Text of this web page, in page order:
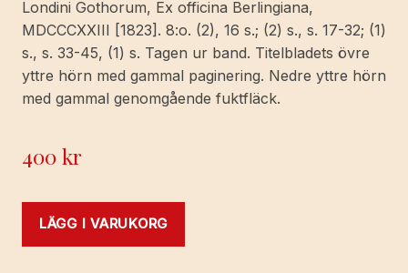
Londini Gothorum, Ex officina Berlingiana,
MDCCCXXIII [1823]. 8:o. (2), 16 s.; (2) s., s. 17-32; (1)
s., s. 33-45, (1) s. Tagen ur band. Titelbladets övre
yttre hörn med gammal paginering. Nedre yttre hörn
med gammal genomgående fuktfläck.
400kr
LÄGG I VARUKORG